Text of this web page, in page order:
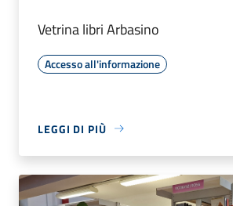
Vetrina libri Arbasino
Accesso all'informazione
LEGGI DI PIÙ